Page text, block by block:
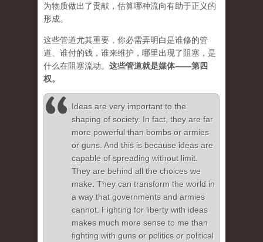
为物质做出了贡献，估算哪种流向有助于正义的
形成。
这些管道尤其重要，你必需弄明白是谁修的管
道、谁付的钱，谁来维护，哪里出现了阻塞，是
什么在阻塞流动。 这些管道就是媒体——第四
权。
Ideas are very important to the
shaping of society. In fact, they are far
more powerful than bombs or armies
or guns. And this is because ideas are
capable of spreading without limit.
They are behind all the choices we
make. They can transform the world in
a way that governments and armies
cannot. Fighting for liberty with ideas
makes much more sense to me than
fighting with guns or politics or political